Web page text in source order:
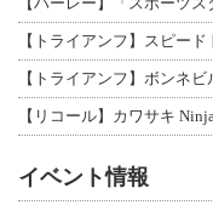
【トライアンフ】スピー
【リコール】カワサキ
イベント情報